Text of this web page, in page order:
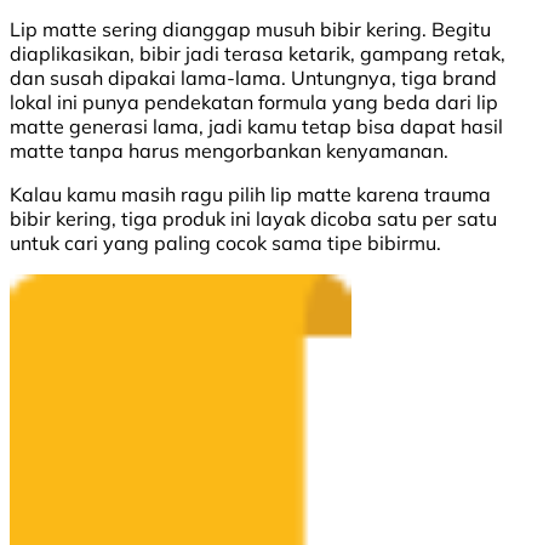
Lip matte sering dianggap musuh bibir kering. Begitu
diaplikasikan, bibir jadi terasa ketarik, gampang retak,
dan susah dipakai lama-lama. Untungnya, tiga brand
lokal ini punya pendekatan formula yang beda dari lip
matte generasi lama, jadi kamu tetap bisa dapat hasil
matte tanpa harus mengorbankan kenyamanan.
Kalau kamu masih ragu pilih lip matte karena trauma
bibir kering, tiga produk ini layak dicoba satu per satu
untuk cari yang paling cocok sama tipe bibirmu.